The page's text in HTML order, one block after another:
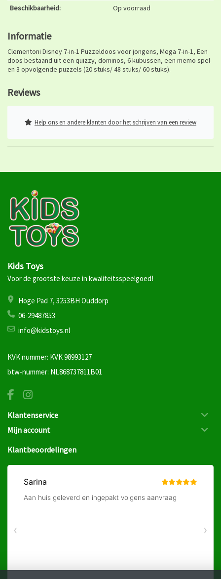
Beschikbaarheid:
Op voorraad
Informatie
Clementoni Disney 7-in-1 Puzzeldoos voor jongens, Mega 7-in-1, Een
doos bestaand uit een quizzy, dominos, 6 kubussen, een memo spel
en 3 opvolgende puzzels (20 stuks/ 48 stuks/ 60 stuks).
Reviews
Help ons en andere klanten door het schrijven van een review
Kids Toys
Voor de grootste keuze in kwaliteitsspeelgoed!
Hoge Pad 7, 3253BH Ouddorp
06-29487853
info@kidstoys.nl
KVK nummer: KVK 98993127
btw-nummer: NL868737811B01
Klantenservice
Mijn account
Klantbeoordelingen